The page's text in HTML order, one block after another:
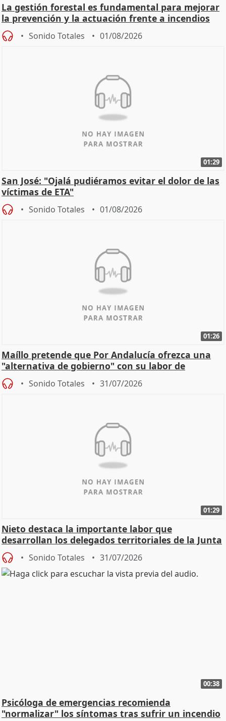
La gestión forestal es fundamental para mejorar
la prevención y la actuación frente a incendios
Sonido Totales 01/08/2026
01:29
San José: "Ojalá pudiéramos evitar el dolor de las
víctimas de ETA"
Sonido Totales 01/08/2026
01:26
Maíllo pretende que Por Andalucía ofrezca una
"alternativa de gobierno" con su labor de
oposición
Sonido Totales 31/07/2026
01:29
Nieto destaca la importante labor que
desarrollan los delegados territoriales de la Junta
Sonido Totales 31/07/2026
00:38
Psicóloga de emergencias recomienda
"normalizar" los síntomas tras sufrir un incendio